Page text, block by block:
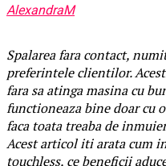
AlexandraM
Spalarea fara contact,
preferintele clientilor.
fara sa atinga masina cu
functioneaza bine doar cu
faca toata treaba de
Acest articol iti arata cum
touchless, ce beneficii